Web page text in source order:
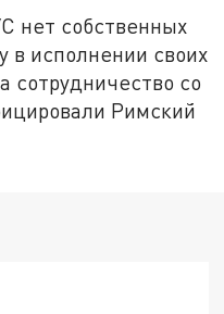
нет собственных
в исполнении своих
сотрудничество со
Римский